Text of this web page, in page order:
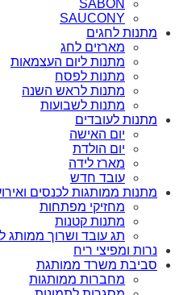
SABON
SAUCONY
מתנות לחגים
מארזים לחג
מתנות ליום העצמאות
מתנות לפסח
מתנות לראש השנה
מתנות לשבועות
מתנות לעובדים
יום האישה
יום הולדת
מארז לידה
עובד חדש
מתנות ממותגות לכנסים
מחזיקי מפתחות
מתנות קטנות
תג עובד ושרוך ממותג
נרות ומפיצי ריח
סביבת משרד ממותגת
מחברות ממותגות